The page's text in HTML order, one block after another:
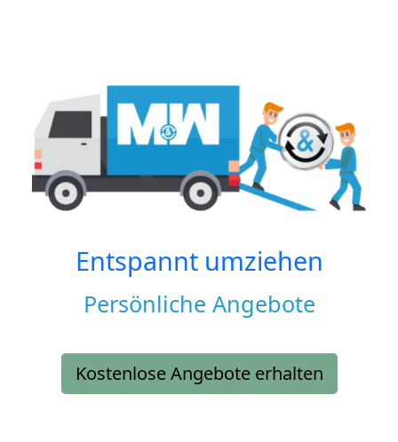
Entspannt umziehen
Persönliche Angebote
Kostenlose Angebote erhalten